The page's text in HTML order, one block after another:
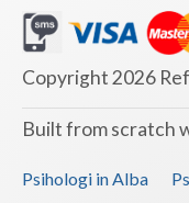
Copyright 2026
Built from scratch
Psihologi in Alba